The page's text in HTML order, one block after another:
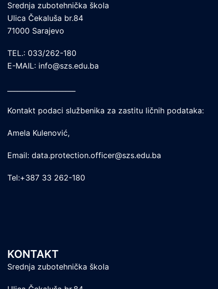
Srednja zubotehnička škola
Ulica Čekaluša br.84
71000 Sarajevo
TEL.: 033/262-180
E-MAIL: info@szs.edu.ba
Kontakt podaci službenika za zastitu ličnih podataka:
Amela Kulenović,
Email: data.protection.officer@szs.edu.ba
Tel:+387 33 262-180
KONTAKT
Srednja zubotehnička škola